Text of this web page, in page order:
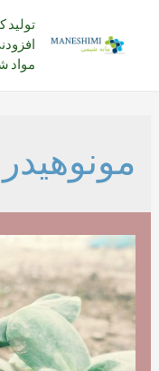
تولید
مواد